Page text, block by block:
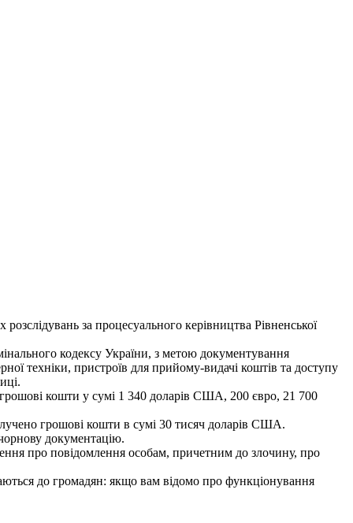
за процесуального керівництва Рівненської
кодексу України, з метою документування
техніки, пристроїв для прийому-видачі коштів та доступу
кошти у сумі 1 340 доларів США, 200 євро, 21 700
грошові кошти в сумі 30 тисяч доларів США.
документацію.
про повідомлення особам, причетним до злочину, про
до громадян: якщо вам відомо про функціонування